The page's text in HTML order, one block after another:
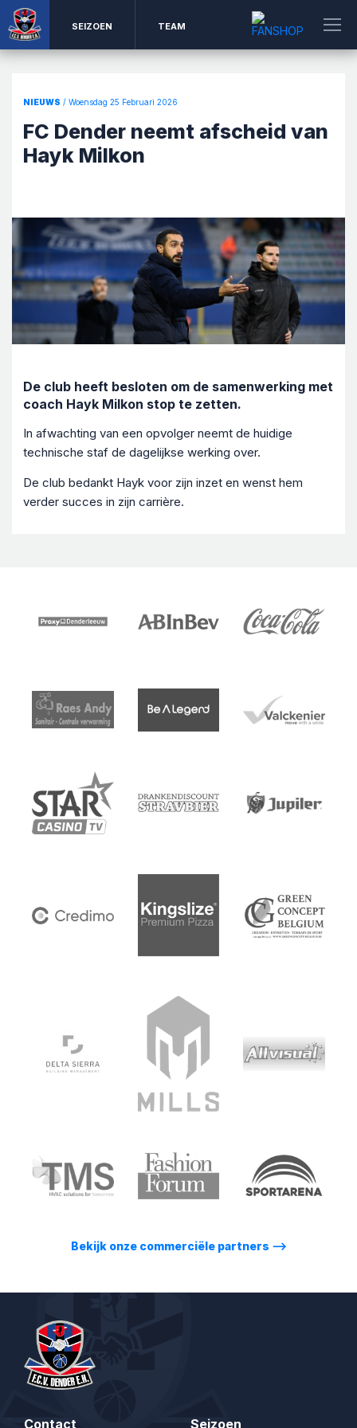
SEIZOEN TEAM
NIEUWS / Woensdag 25 Februari 2026
FC Dender neemt afscheid van
Hayk Milkon
De club heeft besloten om de samenwerking met
coach Hayk Milkon stop te zetten.
In afwachting van een opvolger neemt de huidige
technische staf de dagelijkse werking over.
De club bedankt Hayk voor zijn inzet en wenst hem
verder succes in zijn carrière.
Bekijk onze commerciële partners ⟶
Contact Seizoen